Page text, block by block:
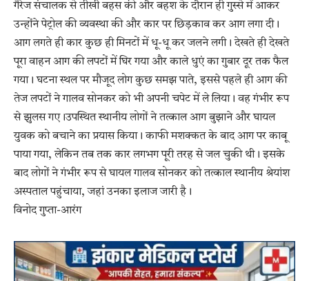
गैरेज संचालक से तीखी बहस की और बहश के दौरान ही गुस्से में आकर
उन्होंने पेट्रोल की व्यवस्था की और कार पर छिड़काव कर आग लगा दी।
आग लगते ही कार कुछ ही मिनटों में धू-धू कर जलने लगी। देखते ही देखते
पूरा वाहन आग की लपटों में घिर गया और काले धुएं का गुबार दूर तक फैल
गया। घटना स्थल पर मौजूद लोग कुछ समझ पाते, इससे पहले ही आग की
तेज लपटों ने गालव सोनकर को भी अपनी चपेट में ले लिया। वह गंभीर रूप
से झुलस गए।उपस्थित स्थानीय लोगों ने तत्काल आग बुझाने और घायल
युवक को बचाने का प्रयास किया। काफी मशक्कत के बाद आग पर काबू
पाया गया, लेकिन तब तक कार लगभग पूरी तरह से जल चुकी थी। इसके
बाद लोगों ने गंभीर रूप से घायल गालव सोनकर को तत्काल स्थानीय श्रेयांश
अस्पताल पहुंचाया, जहां उनका इलाज जारी है।
विनोद गुप्ता-आरंग